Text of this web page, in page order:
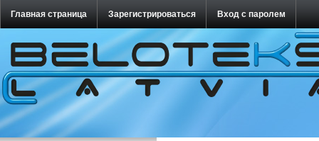
Главная страница Зарегистрироваться Вход с паролем